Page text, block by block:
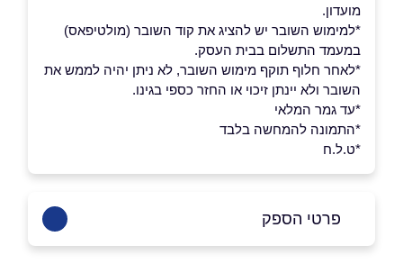
מועדון.
*למימוש השובר יש להציג את קוד השובר (מולטיפאס)
במעמד התשלום בבית העסק.
*לאחר חלוף תוקף מימוש השובר, לא ניתן יהיה לממש את
השובר ולא יינתן זיכוי או החזר כספי בגינו.
*עד גמר המלאי
*התמונה להמחשה בלבד
*ט.ל.ח
פרטי הספק